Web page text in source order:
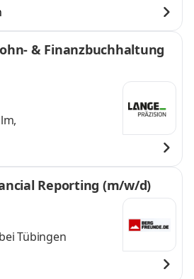
& Finanzbuchhaltung
Reporting (m/w/d)
Tübingen